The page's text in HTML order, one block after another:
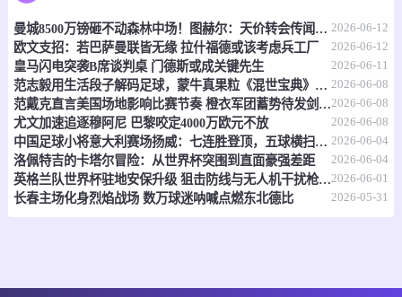
情报
坦桑超 06-15 21:00 即将开始
福斯特FC 0 - 0 科斯塔尔
情报
坦桑超 06-15 21:00 即将开始
曼城8500万镑砸不动森林中场！图赫尔：天价转会传闻反倒成了安德森的兴奋剂 2026-06-12
欧文支招：若巴萨曼联皆无缘 拉什福德或该考虑兵工厂 2026-06-12
皇马闪电突袭B席谈判桌 门德斯或成关键先生 2026-06-11
范志毅用生活段子解码足球，蒙牛真果粒《混世宝典》玩出新花样 2026-06-08
范戴克直言美国场地影响比赛节奏 橙衣军团蓄势待发剑指世界杯2026-06-08
尤文加速追逐穆阿尼 巴黎咬定4000万欧元不放 2026-06-08
中国足球小将意大利赛场扬威：七连胜登顶，五球横扫北欧豪门！ 2026-06-04
洛佩特吉的卡塔尔冒险：从世界杯突围到直面豪强差距 2026-06-04
英格兰队世界杯驻地安保升级 狙击防线与无人机干扰枪严阵以待2026-06-01
长春主场化身烈焰战场 数万球迷呐喊点燃东北德比 2026-05-31